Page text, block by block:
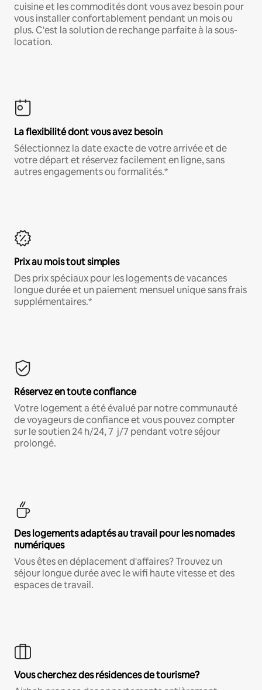
cuisine et les commodités dont vous avez besoin pour
vous installer confortablement pendant un mois ou
plus. C'est la solution de rechange parfaite à la sous-
location.
La flexibilité dont vous avez besoin
Sélectionnez la date exacte de votre arrivée et de
votre départ et réservez facilement en ligne, sans
autres engagements ou formalités.*
Prix au mois tout simples
Des prix spéciaux pour les logements de vacances
longue durée et un paiement mensuel unique sans frais
supplémentaires.*
Réservez en toute confiance
Votre logement a été évalué par notre communauté
de voyageurs de confiance et vous pouvez compter
sur le soutien 24 h/24, 7 j/7 pendant votre séjour
prolongé.
Des logements adaptés au travail pour les nomades
numériques
Vous êtes en déplacement d'affaires? Trouvez un
séjour longue durée avec le wifi haute vitesse et des
espaces de travail.
Vous cherchez des résidences de tourisme?